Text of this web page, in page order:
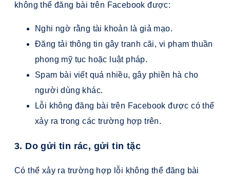
không thể đăng bài trên Facebook được:
Nghi ngờ rằng tài khoản là giả mạo.
Đăng tải thông tin gây tranh cãi, vi phạm thuần
phong mỹ tục hoặc luật pháp.
Spam bài viết quá nhiều, gây phiền hà cho
người dùng khác.
Lỗi không đăng bài trên Facebook được có thể
xảy ra trong các trường hợp trên.
3. Do gửi tin rác, gửi tin tặc
Có thể xảy ra trường hợp lỗi không thể đăng bài